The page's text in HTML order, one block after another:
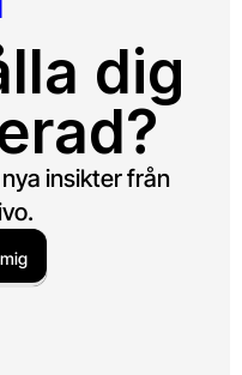
dig
insikter från